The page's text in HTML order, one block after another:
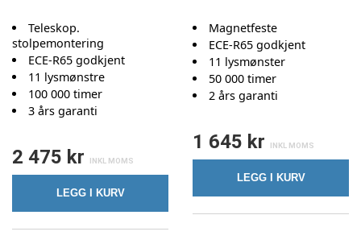
Teleskop.
stolpemontering
ECE-R65 godkjent
11 lysmønstre
100 000 timer
3 års garanti
2 475 kr
LEGG I KURV
Magnetfeste
ECE-R65 godkjent
11 lysmønster
50 000 timer
2 års garanti
1 645 kr
LEGG I KURV